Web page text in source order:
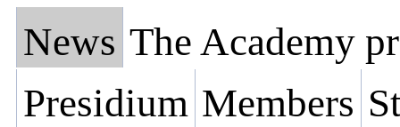
News The Academy
Presidium Members